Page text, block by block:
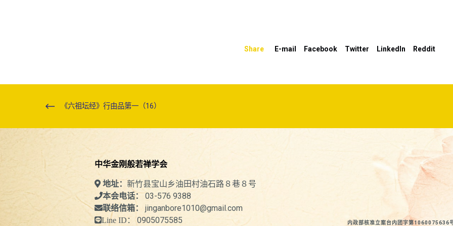
Share E-mail Facebook Twitter LinkedIn Reddit
《六祖坛经》行由品第一（16）
中华金刚般若禅学会
地址： 新竹县宝山乡油田村油石路８巷８号
本会电话： 03-576 9388
联络信箱： jinganbore1010@gmail.com
Line ID： 0905075585 内政部核准立案台内团字第1060075636